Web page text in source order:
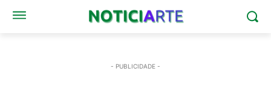
- PUBLICIDADE -